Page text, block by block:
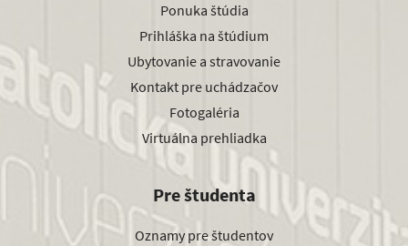
Ponuka štúdia
Prihláška na štúdium
Ubytovanie a stravovanie
Kontakt pre uchádzačov
Fotogaléria
Virtuálna prehliadka
Pre študenta
Oznamy pre študentov